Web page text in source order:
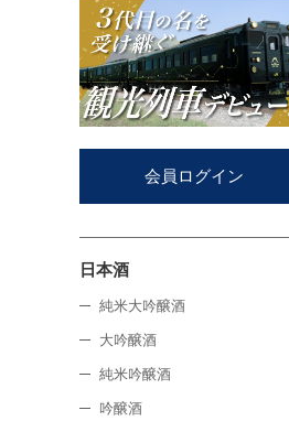
会員ログイン
日本酒
純米大吟醸酒
大吟醸酒
純米吟醸酒
吟醸酒